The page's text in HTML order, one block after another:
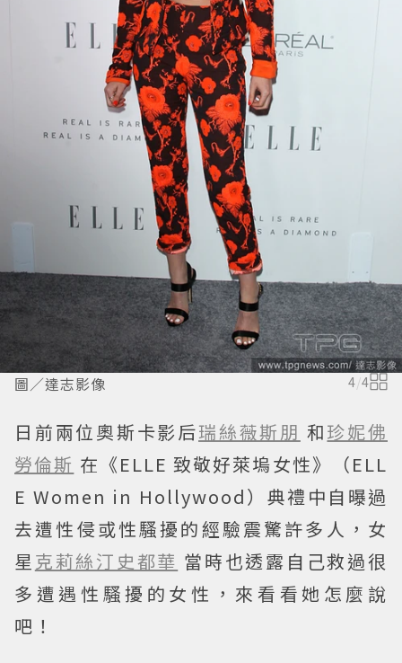
圖／達志影像 4/4
日前兩位奧斯卡影后瑞絲薇斯朋 和珍妮佛
勞倫斯 在《ELLE 致敬好萊塢女性》（ELL
E Women in Hollywood）典禮中自曝過
去遭性侵或性騷擾的經驗震驚許多人，女
星 克莉絲汀史都華 當時也透露自己救過很
多遭遇性騷擾的女性，來看看她怎麼說
吧！